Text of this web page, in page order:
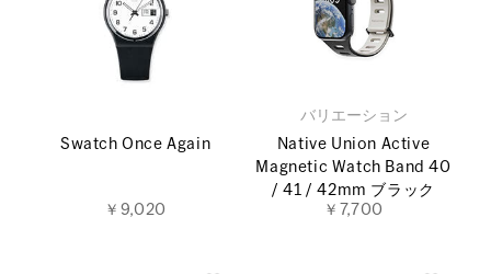
Swatch Once Again
￥9,020
バリエーション
Native Union Active
Magnetic Watch Band 40
/ 41 / 42mm ブラック
￥7,700